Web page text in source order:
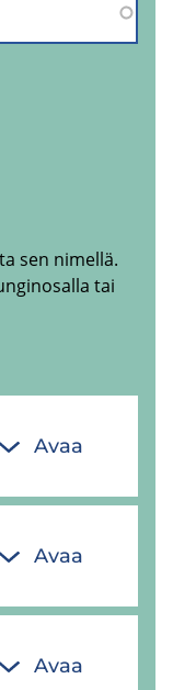
sen nimellä.
tai
Avaa
Avaa
Avaa